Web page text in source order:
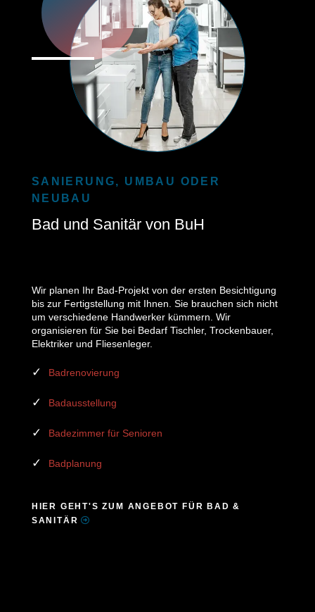
SANIERUNG, UMBAU ODER
NEUBAU
Bad und Sanitär von BuH
Wir planen Ihr Bad-Projekt von der ersten Besichtigung
bis zur Fertigstellung mit Ihnen. Sie brauchen sich nicht
um verschiedene Handwerker kümmern. Wir
organisieren für Sie bei Bedarf Tischler, Trockenbauer,
Elektriker und Fliesenleger.
Badrenovierung
Badausstellung
Badezimmer für Senioren
Badplanung
HIER GEHT'S ZUM ANGEBOT FÜR BAD &
SANITÄR